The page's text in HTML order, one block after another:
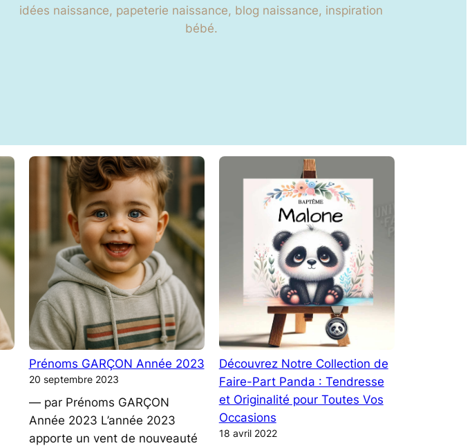
idées naissance, papeterie naissance, blog naissance, inspiration
bébé.
Prénoms GARÇON Année 2023
20 septembre 2023
— par Prénoms GARÇON
Année 2023 L’année 2023
apporte un vent de nouveauté
Découvrez Notre Collection de
Faire-Part Panda : Tendresse
et Originalité pour Toutes Vos
Occasions
18 avril 2022